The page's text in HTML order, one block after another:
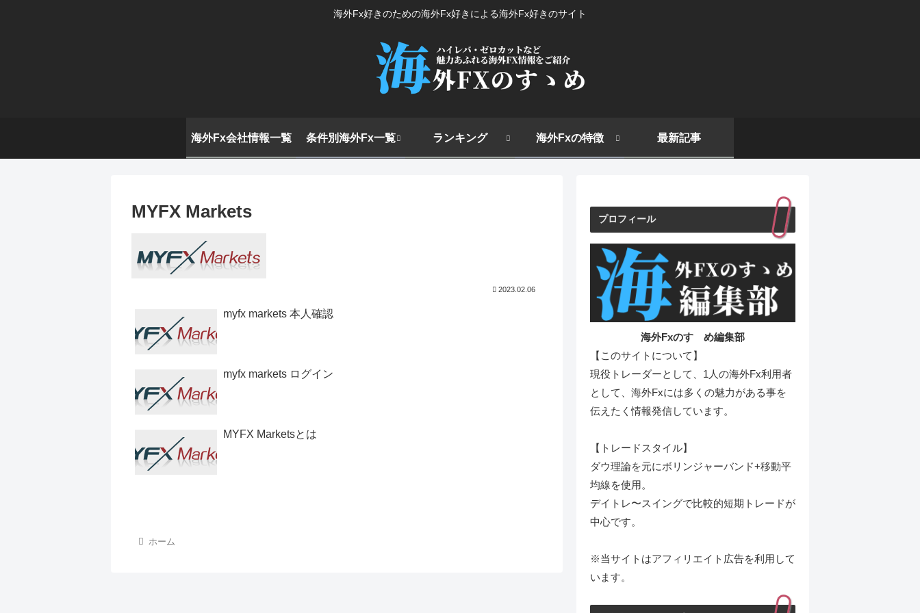
海外Fx好きのための海外Fx好きによる海外Fx好きのサイト
海外Fx会社情報一覧 条件別海外Fx一覧 ランキング 海外Fxの特徴 最新記事
MYFX Markets
2023.02.06
myfx markets 本人確認
myfx markets ログイン
MYFX Marketsとは
ホーム
プロフィール
海外Fxのすゝめ編集部
【このサイトについて】
現役トレーダーとして、1人の海外Fx利用者
として、海外Fxには多くの魅力がある事を
伝えたく情報発信しています。
【トレードスタイル】
ダウ理論を元にボリンジャーバンド+移動平
均線を使用。
デイトレ〜スイングで比較的短期トレードが
中心です。
※当サイトはアフィリエイト広告を利用して
います。